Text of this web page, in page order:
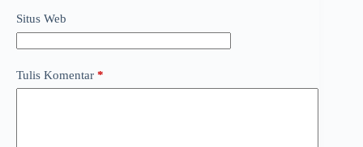
Situs Web
Tulis Komentar *